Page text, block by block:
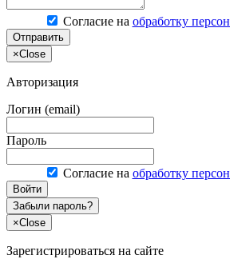
Согласие на обработку
Отправить
×Close
Авторизация
Логин (email)
Пароль
Согласие на обработку
Войти
Забыли пароль?
×Close
Зарегистрироваться на сайте